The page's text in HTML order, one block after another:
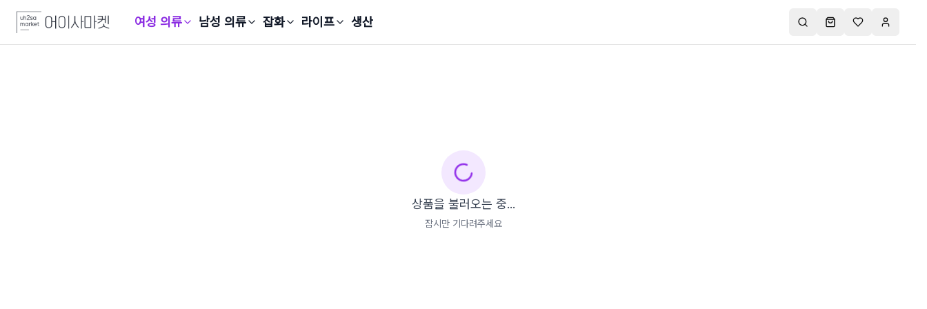
여성 의류 남성 의류 잡화 라이프 생산
상품을 불러오는 중...
잠시만 기다려주세요